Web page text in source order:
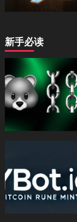
新手必读